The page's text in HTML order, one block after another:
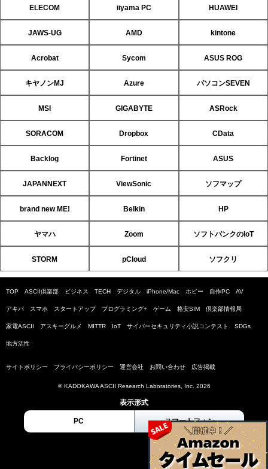
ELECOM iiyama PC HUAWEI
JAWS-UG AMD kintone
Acrobat Sycom ASUS ROG
キヤノンMJ Azure パソコンSEVEN
MSI GIGABYTE ASRock
SORACOM Dropbox CData
Backlog Fortinet ASUS
JAPANNEXT ViewSonic ソフマップ
brand new ME! Belkin HP
ヤマハ Zoom ソフトバンクのIoT
STORM pCloud ソフクリ
TOP ASCII倶楽部 ビジネス TECH デジタル iPhone/Mac ホビー 自作PC AV
アキバ スマホ スタートアップ プログラミング+ ゲーム 格安SIM 倶楽部情報局
家電ASCII アスキーグルメ MITTR IoT サイバーセキュリティ小説コンテスト SDGs
地方活性
サイトポリシー プライバシーポリシー 運営会社 お問い合わせ 広告掲載
© KADOKAWA ASCII Research Laboratories, Inc. 2026
表示形式
PC スマートフォン